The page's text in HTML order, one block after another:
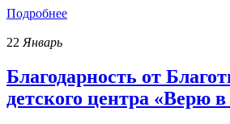
Подробнее
22 Январь
Благодарность от
детского центра «Верю в